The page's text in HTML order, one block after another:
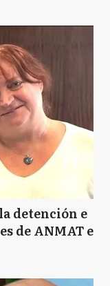
detención e
de ANMAT e